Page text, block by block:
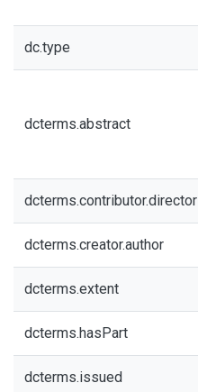
dc.type
dcterms.abstract
dcterms.contributor.director
dcterms.creator.author
dcterms.extent
dcterms.hasPart
dcterms.issued